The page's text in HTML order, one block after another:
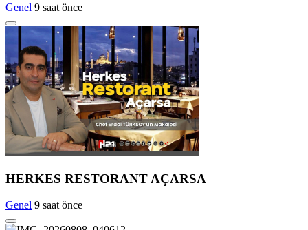
Genel 9 saat önce
HERKES RESTORANT AÇARSA
Genel 9 saat önce